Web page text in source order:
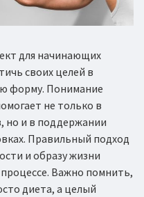
для начинающих
своих целей в
форму. Понимание
не только в
но и в поддержании
Правильный подход
и образу жизни
Важно помнить,
диета, а целый